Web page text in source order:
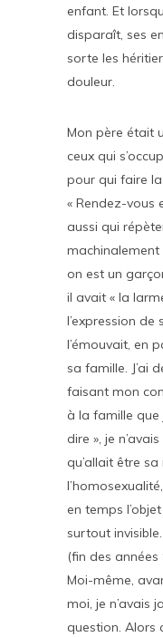
enfant. Et
disparaît, ses
sorte les
douleur.
Mon père était
ceux qui
pour qui faire la
« Rendez-vous
aussi qui
machinalement
on est un
il avait « la
l’expression de
l’émouvait, en
sa famille. J’ai
faisant mon
à la famille que
dire », je
qu’allait être
en temps
surtout
(fin des années
Moi-même,
moi, je n’avais
question. Alors